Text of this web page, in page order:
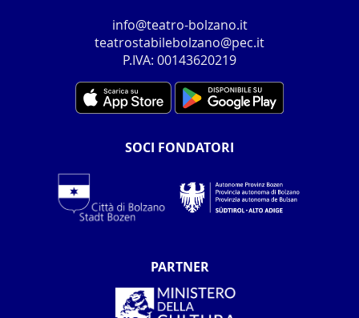
info@teatro-bolzano.it
teatrostabilebolzano@pec.it
P.IVA: 00143620219
SOCI FONDATORI
PARTNER